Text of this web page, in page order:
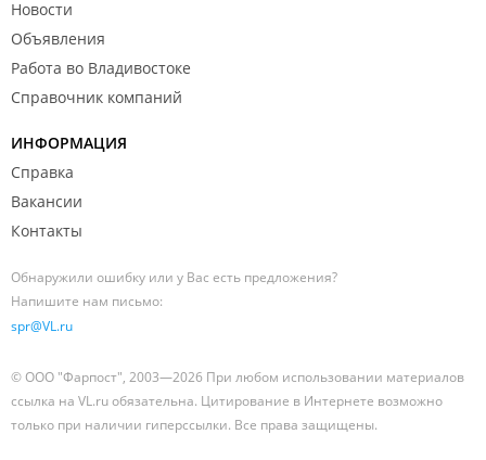
Новости
Объявления
Работа во Владивостоке
Справочник компаний
ИНФОРМАЦИЯ
Справка
Вакансии
Контакты
Обнаружили ошибку или у Вас есть предложения?
Напишите нам письмо:
spr@VL.ru
© ООО "Фарпост", 2003—2026 При любом использовании материалов
ссылка на VL.ru обязательна. Цитирование в Интернете возможно
только при наличии гиперссылки. Все права защищены.